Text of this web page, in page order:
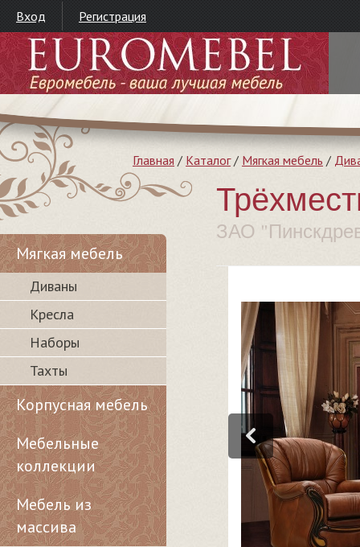
Вход Регистрация
Главная / Каталог/ Мягкая мебель /
ЗАО
Мягкая мебель
Диваны
Кресла
Наборы
Тахты
Корпусная мебель
Мебельные
коллекции
Мебель из
массива